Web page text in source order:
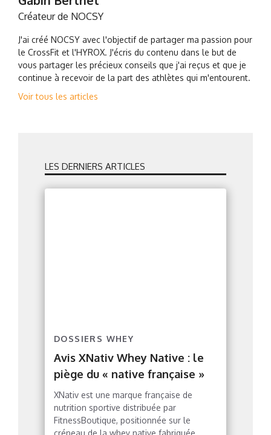
Créateur de NOCSY
J'ai créé NOCSY avec l'objectif de partager ma passion pour
le CrossFit et l'HYROX. J'écris du contenu dans le but de
vous partager les précieux conseils que j'ai reçus et que je
continue à recevoir de la part des athlètes qui m'entourent.
Voir tous les articles
LES DERNIERS ARTICLES
DOSSIERS WHEY
Avis XNativ Whey Native : le
piège du « native française »
XNativ est une marque française de
nutrition sportive distribuée par
FitnessBoutique, positionnée sur le
créneau de la whey native fabriquée ...